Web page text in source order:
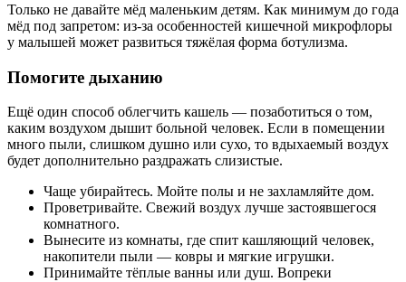
Только не давайте мёд маленьким детям. Как минимум до года
мёд под запретом: из-за особенностей кишечной микрофлоры
у малышей может развиться тяжёлая форма ботулизма.
Помогите дыханию
Ещё один способ облегчить кашель — позаботиться о том,
каким воздухом дышит больной человек. Если в помещении
много пыли, слишком душно или сухо, то вдыхаемый воздух
будет дополнительно раздражать слизистые.
Чаще убирайтесь. Мойте полы и не захламляйте дом.
Проветривайте. Свежий воздух лучше застоявшегося
комнатного.
Вынесите из комнаты, где спит кашляющий человек,
накопители пыли — ковры и мягкие игрушки.
Принимайте тёплые ванны или душ. Вопреки